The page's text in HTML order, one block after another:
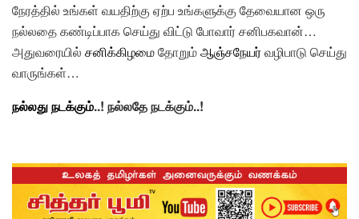
நேரத்தில் உங்கள் வயதிற்கு ஏற்ப உங்களுக்கு தேவையான ஒரு
நல்லதை கண்டிப்பாக செய்து விட்டு போவார் சனிபகவான்…
அதுவரையில் சனிக்கிழமைதோறும்ஆஞ்சநேயர்வழிபாடு செய்து
வாருங்கள்…
நல்லது நடக்கும்..! நல்லதே நடக்கும்..!